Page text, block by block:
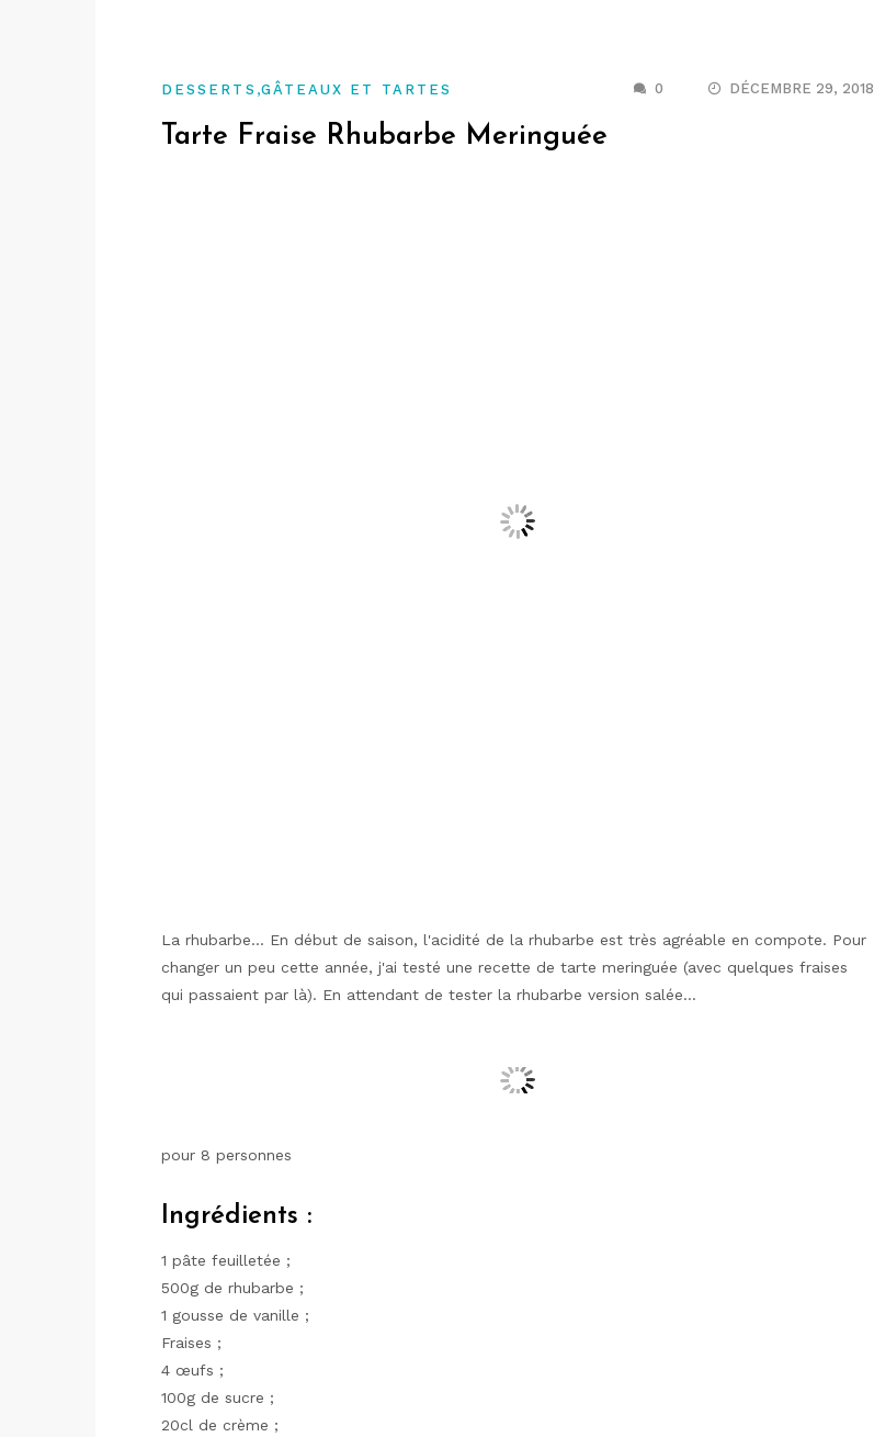
DESSERTS ,GÂTEAUX ET TARTES 0 DÉCEMBRE 29, 2018
Tarte Fraise Rhubarbe Meringuée
La rhubarbe... En début de saison, l'acidité de la rhubarbe est très agréable en compote. Pour
changer un peu cette année, j'ai testé une recette de tarte meringuée (avec quelques fraises
qui passaient par là). En attendant de tester la rhubarbe version salée...
pour 8 personnes
Ingrédients :
1 pâte feuilletée ;
500g de rhubarbe ;
1 gousse de vanille ;
Fraises ;
4 œufs ;
100g de sucre ;
20cl de crème ;